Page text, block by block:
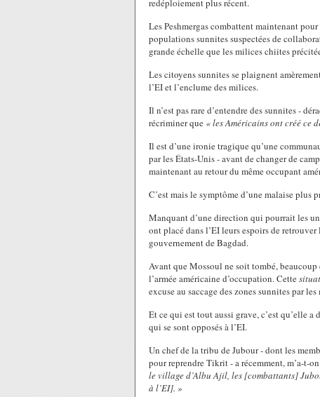
redéploiement plus récent.
Les Peshmergas combattent maintenant
populations sunnites suspectées de
grande échelle que les milices chiites
Les citoyens sunnites se plaignent
l’EI et l’enclume des milices.
Il n’est pas rare d’entendre des sunnites -
récriminer que « les Américains ont créé ce
Il est d’une ironie tragique qu’une
par les États-Unis - avant de changer de
maintenant au retour du même occupant
C’est mais le symptôme d’une malaise plus
Manquant d’une direction qui pourrait les
ont placé dans l’EI leurs espoirs de
gouvernement de Bagdad.
Avant que Mossoul ne soit tombé,
l’armée américaine d’occupation. Cette
excuse au saccage des zones sunnites par
Et ce qui est tout aussi grave, c’est qu’elle
qui se sont opposés à l’EI.
Un chef de la tribu de Jubour - dont les
pour reprendre Tikrit - a récemment, m’a-t-
le village d’Albu Ajil, les [combattants]
à l’EI]. »